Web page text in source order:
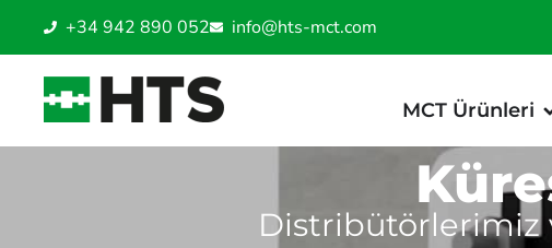
+34 942 890 052 info@hts-mct.com
MCT Ürünleri
Distribütörlerimiz